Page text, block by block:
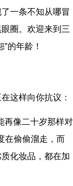
一条不知从哪冒
圈。欢迎来到三
的年龄！
这样向你抗议：
再像二十岁那样对
在偷偷溜走，而
化妆品，都在加